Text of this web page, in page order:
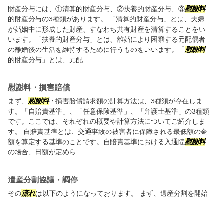
財産分与には、①清算的財産分与、②扶養的財産分与、③慰謝料
的財産分与の3種類があります。 「清算的財産分与」とは、夫婦
が婚姻中に形成した財産、すなわち共有財産を清算することをい
います。「扶養的財産分与」とは、離婚により困窮する元配偶者
の離婚後の生活を維持するために行うものをいいます。「慰謝料
的財産分与」とは、元配...
慰謝料・損害賠償
まず、 慰謝料・損害賠償請求額の計算方法は、3種類が存在しま
す。「自賠責基準」、「任意保険基準」、「弁護士基準」の3種類
です。ここでは、それぞれの概要や計算方法についてご紹介しま
す。 自賠責基準とは、交通事故の被害者に保障される最低額の金
額を算定する基準のことです。自賠責基準における入通院慰謝料
の場合、日額が定めら...
遺産分割協議・調停
その流れは以下のようになっております。 まず、遺産分割を開始